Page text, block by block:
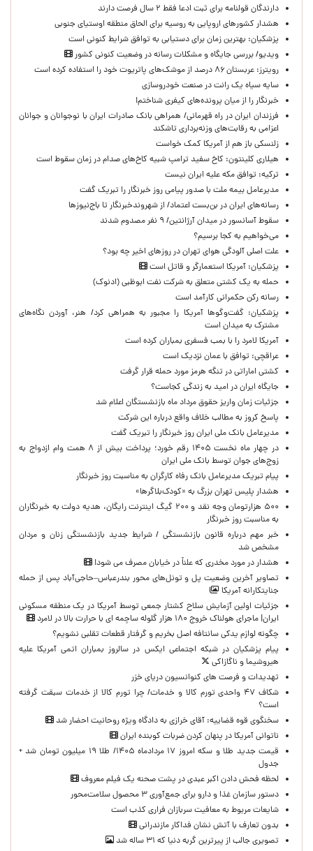
دارندگان قولنامه برای ثبت ادعا فقط ۲ سال فرصت دارند
هشدار کشورهای اروپایی به روسیه برای الحاق منطقه اوستیای جنوبی
پزشکیان‌: بهترین زمان برای دستیابی به توافق شرایط کنونی است
ویدیو/ بررسی جایگاه و مشکلات رسانه در وضعیت کنونی کشور
رویترز: عربستان ۸۶ درصد از موشک‌های پاتریوت خود را استفاده کرده است
سایه سیاه یک رانت در صنعت خودروسازی
خبرنگار را از میان پرونده‌های کیفری شناختم!
​فرزندان ایران در راه قهرمانی/ همراهی بانک صادرات ایران با نوجوانان و جوانان
اعزامی به رقابت‌های وزنه‌برداری تاشکند
زلنسکی باز هم از آمریکا کمک خواست
هیلاری کلینتون: کاخ سفید ترامپ شبیه کاخ‌های صدام در زمان سقوط است
ترکیه: توافق مکه علیه ایران نیست
مدیرعامل بیمه ملت با صدور پیامی روز خبرنگار را تبریک گفت
رسانه‌های ایران در بن‌بست اعتماد/ از شهروندخبرنگار تا باج‌نیوزها
سقوط آسانسور در میدان آرژانتین/ ۹ نفر مصدوم شدند
می‌خواهیم به کجا برسیم؟
علت اصلی آلودگی هوای تهران در روزهای اخیر چه بود؟
پزشکیان: آمریکا استعمارگر و قاتل است
حمله به یک کشتی متعلق به شرکت نفت ابوظبی (ادنوک)
رسانه رکن حکمرانی کارآمد است
پزشکیان: گفت‌وگوها آمریکا را مجبور به همراهی کرد/ هنر، آوردن نگاه‌های
مشترک به میدان است
آمریکا لامرد را با بمب فسفری بمباران کرده است
عراقچی: توافق با عمان نزدیک است
کشتی اماراتی در تنگه هرمز مورد حمله قرار گرفت
جایگاه ایران در امید به زندگی کجاست؟
جزئیات زمان واریز حقوق مرداد ماه بازنشستگان اعلام شد
پاسخ کروز به مطالب خلاف واقع درباره این شرکت
مدیرعامل بانک ملی ایران روز خبرنگار را تبریک گفت
در چهار ماه نخست ۱۴۰۵ رقم خورد؛ پرداخت بیش از ۸ همت وام ازدواج به
زوج‌های جوان توسط بانک ملی ایران
پیام تبریک مدیرعامل بانک رفاه کارگران به مناسبت روز خبرنگار
هشدار پلیس تهران بزرگ به «کودک‌بلاگرها»
۵۰۰ هزارتومان وجه نقد و ۲۰۰ گیگ اینترنت رایگان، هدیه دولت به خبرنگاران
به مناسبت روز خبرنگار
خبر مهم درباره قانون بازنشستگی / شرایط جدید بازنشستگی زنان و مردان
مشخص شد
هشدار در مورد مخدری که علناً در خیابان مصرف می شود!
تصاویر آخرین وضعیت پل و تونل‌های محور بندرعباس–حاجی‌آباد پس از حمله
جنایتکارانه آمریکا
جزئیات اولین آزمایش سلاح کشتار جمعی توسط آمریکا در یک منطقه مسکونی
ایران| ماجرای هولناک خروج ۱۸۰ هزار گلوله ساچمه ای با حرارت بالا در لامرد
چگونه لوازم یدکی سانتافه اصل بخریم و گرفتار قطعات تقلبی نشویم؟
پیام پزشکیان در شبکه اجتماعی ایکس در سالروز بمباران اتمی آمریکا علیه
هیروشیما و ناگازاکی
تهدیدات و فرصت های کنوانسیون دریای خزر
شکاف ۴۷ واحدی تورم کالا و خدمات/ چرا تورم کالا از خدمات سبقت گرفته
است؟
سخنگوی قوه قضاییه: آقای خرازی به دادگاه ویژه روحانیت احضار شد
ناتوانی آمریکا در پنهان کردن ضربات کوبنده ایران
قیمت جدید طلا و سکه امروز ۱۷ مردادماه ۱۴۰۵/ طلا ۱۹ میلیون تومان شد +
جدول
لحظه‌ فحش دادن اکبر عبدی در پشت صحنه یک فیلم معروف
دستور سازمان غذا و دارو برای جمع‌آوری ۳ محصول سلامت‌محور
شایعات مربوط به معافیت سربازان فراری کذب است
بدون تعارف با آتش نشان فداکار مازندرانی
تصویری جالب از پیرترین گربه دنیا که ۳۱ ساله شد